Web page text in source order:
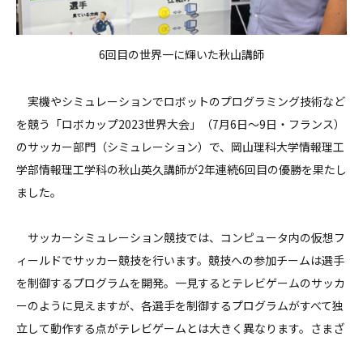
6回目の世界一に輝いた秋山講師
実機やシミュレーションでロボットのプログラミング技術など
を競う「ロボカップ2023世界大会」（7月6日～9日・フランス）
のサッカー部門（シミュレーション）で、岡山理科大学情報理工
学部情報理工学科の秋山英久講師が2年連続6回目の優勝を果たし
ました。
サッカーシミュレーション競技では、コンピュータ内の仮想フ
ィールドでサッカー競技を行います。競技への参加チームは選手
を制御するプログラムを開発。一見するとテレビゲームのサッカ
ーのように見えますが、各選手を制御するプログラムがすべて独
立して動作する点がテレビゲームとは大きく異なります。さまざ